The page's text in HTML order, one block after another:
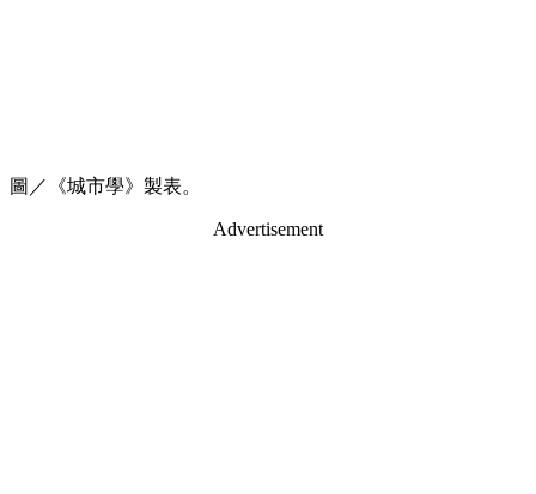
圖／《城市學》製表。
Advertisement